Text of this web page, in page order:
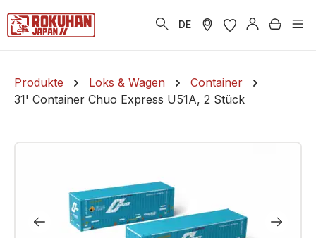
springen DE
Produkte Loks & Wagen
Container
31' Container Chuo Express U51A, 2 Stück
Bildergalerie überspringen